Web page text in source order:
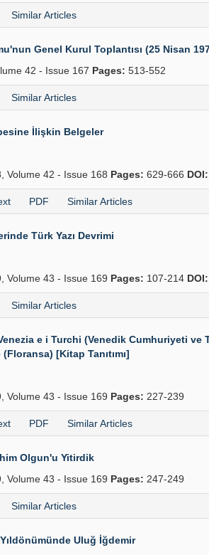
Similar Articles
Genel Kurul Toplantısı (25 Nisan
42 - Issue 167 Pages: 513-552
Similar Articles
İlişkin Belgeler
Volume 42 - Issue 168 Pages: 629-666 DOI:
PDF Similar Articles
Türk Yazı Devrimi
Volume 43 - Issue 169 Pages: 107-214 DOI:
Similar Articles
e i Turchi (Venedik Cumhuriyeti
[Kitap Tanıtımı]
Volume 43 - Issue 169 Pages: 227-239
PDF Similar Articles
Olgun'u Yitirdik
Volume 43 - Issue 169 Pages: 247-249
Similar Articles
Uluğ İğdemir